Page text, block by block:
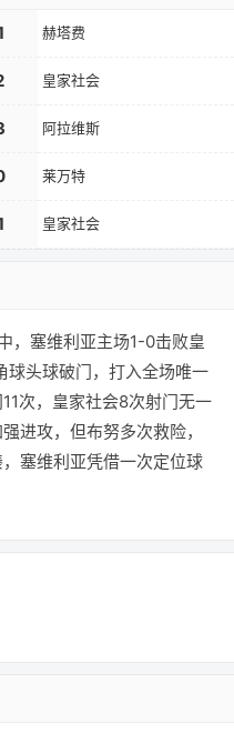
赫塔费
皇家社会
阿拉维斯
莱万特
皇家社会
，塞维利亚主场1-0击败皇
头球破门，打入全场唯一
次，皇家社会8次射门无一
进攻，但布努多次救险，
塞维利亚凭借一次定位球